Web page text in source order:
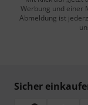
Werbung und einer
Abmeldung ist
Sicher